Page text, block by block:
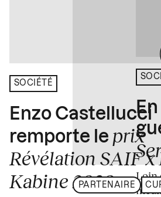
SOCIÉTÉ
Enzo Castellucci
remporte le prix
Révélation SAIF x
Kabine 2026
PARTENAIRE
Loin